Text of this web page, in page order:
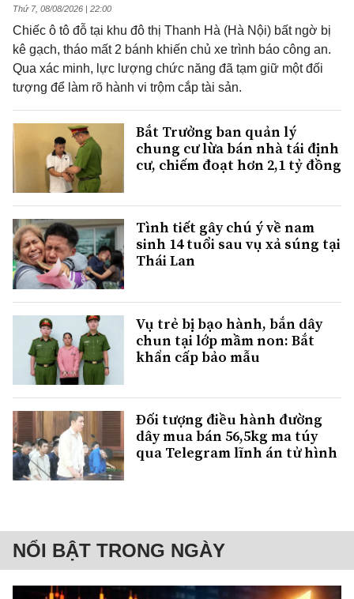
Thứ 7, 08/08/2026 | 22:00
Chiếc ô tô đỗ tại khu đô thị Thanh Hà (Hà Nội) bất ngờ bị
kê gạch, tháo mất 2 bánh khiến chủ xe trình báo công an.
Qua xác minh, lực lượng chức năng đã tạm giữ một đối
tượng để làm rõ hành vi trộm cắp tài sản.
Bắt Trưởng ban quản lý
chung cư lừa bán nhà tái định
cư, chiếm đoạt hơn 2,1 tỷ đồng
Tình tiết gây chú ý về nam
sinh 14 tuổi sau vụ xả súng tại
Thái Lan
Vụ trẻ bị bạo hành, bắn dây
chun tại lớp mầm non: Bắt
khẩn cấp bảo mẫu
Đối tượng điều hành đường
dây mua bán 56,5kg ma túy
qua Telegram lĩnh án tử hình
NỔI BẬT TRONG NGÀY